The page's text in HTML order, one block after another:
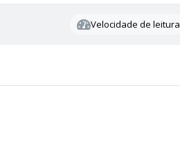
Velocidade de